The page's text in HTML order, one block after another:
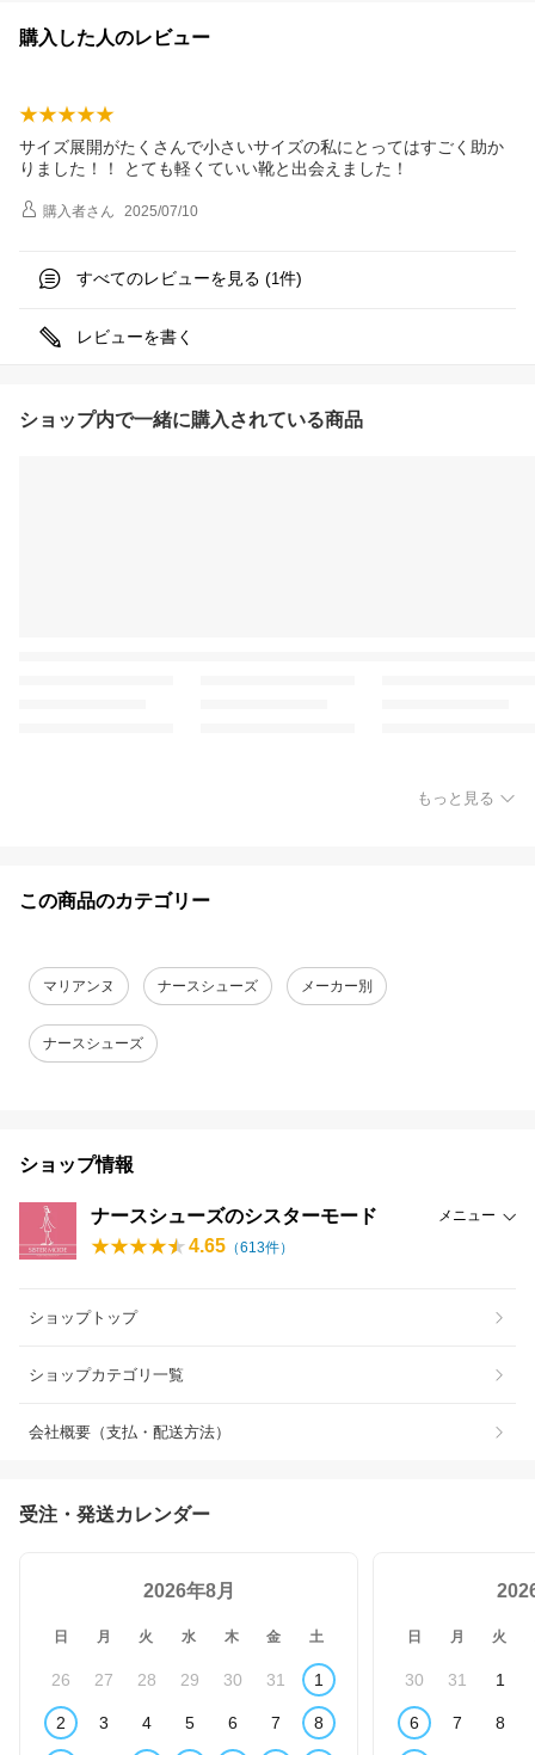
購入した人のレビュー
サイズ展開がたくさんで小さいサイズの私にとってはすごく助か
りました！！ とても軽くていい靴と出会えました！
購入者さん 2025/07/10
すべてのレビューを見る (1件)
レビューを書く
ショップ内で一緒に購入されている商品
もっと見る
この商品のカテゴリー
マリアンヌ ナースシューズ メーカー別
ナースシューズ
ショップ情報
ナースシューズのシスターモード メニュー
4.65 （613件）
ショップトップ
ショップカテゴリ一覧
会社概要（支払・配送方法）
受注・発送カレンダー
2026年8月
日 月 火 水 木 金 土
26 27 28 29 30 31 1
2 3 4 5 6 7 8
日 月 火
30 31 1
6 7 8